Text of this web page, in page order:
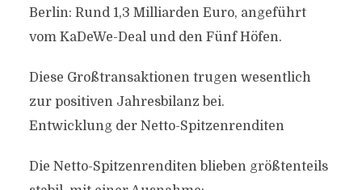
Berlin: Rund 1,3 Milliarden Euro, angeführt
vom KaDeWe-Deal und den Fünf Höfen.
Diese Großtransaktionen trugen wesentlich
zur positiven Jahresbilanz bei.
Entwicklung der Netto-Spitzenrenditen
Die Netto-Spitzenrenditen blieben größtenteils